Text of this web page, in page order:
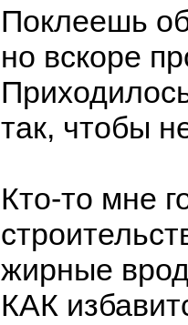
Поклеешь
но вскоре
так, чтобы
Кто-то мне
жирные
КАК